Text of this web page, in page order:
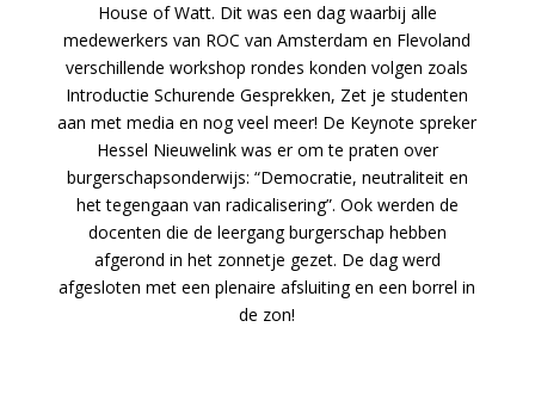
House of Watt. Dit was een dag waarbij alle
medewerkers van ROC van Amsterdam en Flevoland
verschillende workshop rondes konden volgen zoals
Introductie Schurende Gesprekken, Zet je studenten
aan met media en nog veel meer! De Keynote spreker
Hessel Nieuwelink was er om te praten over
burgerschapsonderwijs: “Democratie, neutraliteit en
het tegengaan van radicalisering”. Ook werden de
docenten die de leergang burgerschap hebben
afgerond in het zonnetje gezet. De dag werd
afgesloten met een plenaire afsluiting en een borrel in
de zon!